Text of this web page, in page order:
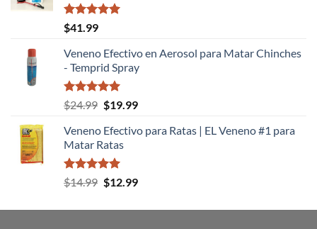
$14.99.
Valorado
con
de 5
$41.99
Veneno Efectivo en Aerosol para Matar Chinches
- Temprid Spray
Valorado
con
de 5
$24.99 El
original
era:
$24.99.
$19.99El
actual
Veneno Efectivo para Ratas | EL Veneno #1 para
Matar Ratas
Valorado
con
$14.99 El
original
$12.99El
actual